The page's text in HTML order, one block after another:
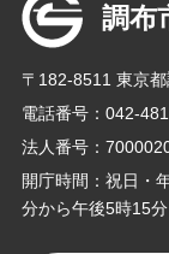
調布
〒182-8511 東京
電話番号：042-
法人番号：
開庁時間：祝日・
分から午後5時15